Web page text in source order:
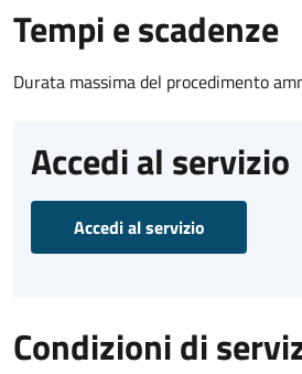
Tempi e scadenze
Durata massima del procedimento
Accedi al servizio
Accedi al servizio
Condizioni di